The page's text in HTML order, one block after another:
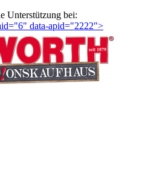
Unterstützung bei:
data-apid="2222">